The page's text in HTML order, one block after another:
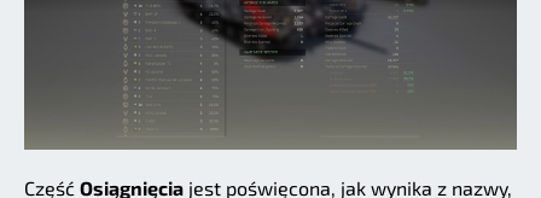
Część Osiągnięcia jest poświęcona, jak wynika z nazwy,